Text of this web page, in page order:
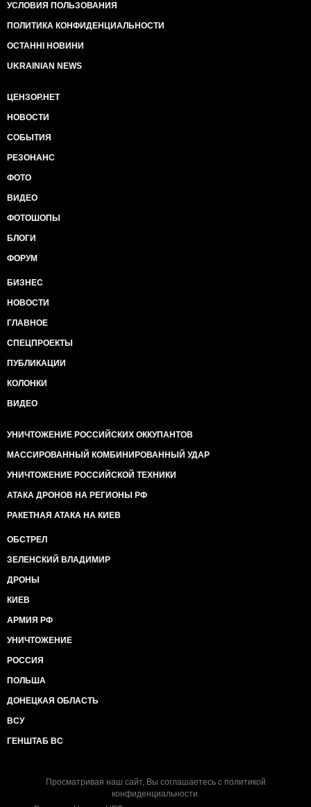
УСЛОВИЯ ПОЛЬЗОВАНИЯ
ПОЛИТИКА КОНФИДЕНЦИАЛЬНОСТИ
ОСТАННІ НОВИНИ
UKRAINIAN NEWS
ЦЕНЗОР.НЕТ
НОВОСТИ
СОБЫТИЯ
РЕЗОНАНС
ФОТО
ВИДЕО
ФОТОШОПЫ
БЛОГИ
ФОРУМ
БИЗНЕС
НОВОСТИ
ГЛАВНОЕ
СПЕЦПРОЕКТЫ
ПУБЛИКАЦИИ
КОЛОНКИ
ВИДЕО
УНИЧТОЖЕНИЕ РОССИЙСКИХ ОККУПАНТОВ
МАССИРОВАННЫЙ КОМБИНИРОВАННЫЙ УДАР
УНИЧТОЖЕНИЕ РОССИЙСКОЙ ТЕХНИКИ
АТАКА ДРОНОВ НА РЕГИОНЫ РФ
РАКЕТНАЯ АТАКА НА КИЕВ
ОБСТРЕЛ
ЗЕЛЕНСКИЙ ВЛАДИМИР
ДРОНЫ
КИЕВ
АРМИЯ РФ
УНИЧТОЖЕНИЕ
РОССИЯ
ПОЛЬША
ДОНЕЦКАЯ ОБЛАСТЬ
ВСУ
ГЕНШТАБ ВС
Просматривая наш сайт, Вы соглашаетесь с политикой
конфиденциальности.